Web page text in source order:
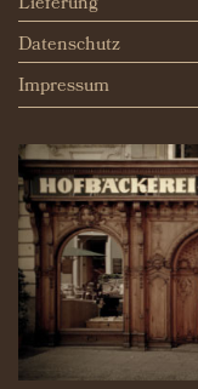
Datenschutz
Impressum